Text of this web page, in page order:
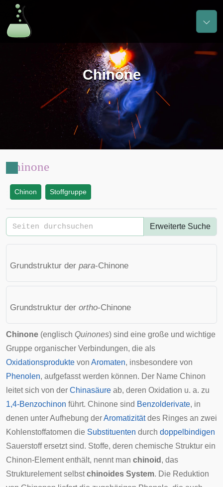
Chinone
Chinone
Chinon Stoffgruppe
Erweiterte Suche
Grundstruktur der para-Chinone
Grundstruktur der ortho-Chinone
Chinone (englisch Quinones) sind eine große und wichtige
Gruppe organischer Verbindungen, die als
Oxidationsprodukte von Aromaten, insbesondere von
Phenolen, aufgefasst werden können. Der Name Chinon
leitet sich von der Chinasäure ab, deren Oxidation u. a. zu
1,4-Benzochinon führt. Chinone sind Benzol derivate, in
denen unter Aufhebung derAromatizitätdes Ringes an zwei
Kohlenstoffatomen die Substituenten durch doppelbindigen
Sauerstoff ersetzt sind. Stoffe, deren chemische Struktur ein
Chinon-Element enthält, nennt man chinoid , das
Strukturelement selbstchinoides System. Die Reduktion